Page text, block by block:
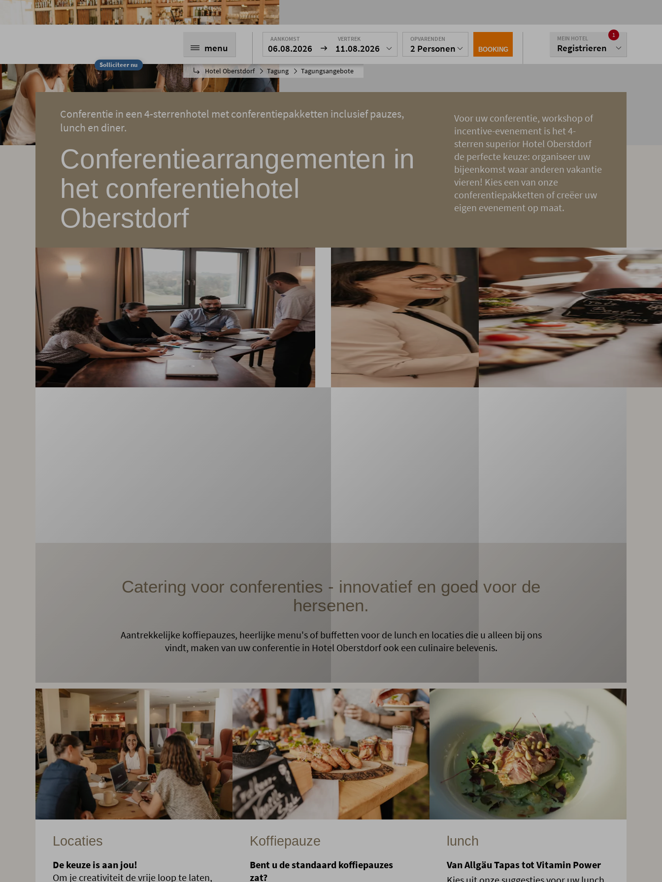
Solliciteer nu
menu
Hotel Oberstdorf Tagung Tagungsangebote
AANKOMST
06.08.2026
VERTREK
11.08.2026
OPVARENDEN
2 Personen BOOKING
MEIN HOTEL
Registrieren
1
Conferentie in een 4-sterrenhotel met conferentiepakketten inclusief pauzes,
lunch en diner.
Conferentiearrangementen in
het conferentiehotel
Oberstdorf
Voor uw conferentie, workshop of
incentive-evenement is het 4-
sterren superior Hotel Oberstdorf
de perfecte keuze: organiseer uw
bijeenkomst waar anderen vakantie
vieren! Kies een van onze
conferentiepakketten of creëer uw
eigen evenement op maat.
Catering voor conferenties - innovatief en goed voor de
hersenen.
Aantrekkelijke koffiepauzes, heerlijke menu's of buffetten voor de lunch en locaties die u alleen bij ons
vindt, maken van uw conferentie in Hotel Oberstdorf ook een culinaire belevenis.
Locaties
De keuze is aan jou!
Om je creativiteit de vrije loop te laten,
Koffiepauze
Bent u de standaard koffiepauzes
zat?
lunch
Van Allgäu Tapas tot Vitamin Power